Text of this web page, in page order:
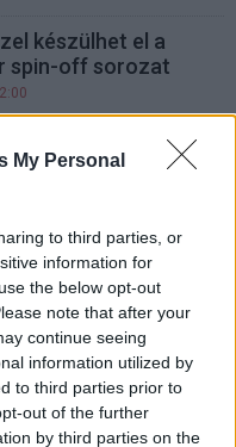
My Personal
to third parties, or
information for
the below opt-out
note that after your
continue seeing
information utilized by
to third parties prior to
out of the further
by third parties on the
készülhet el a
spin-off sorozat
Squad: Az Öngyilkos
meghalhat az új
blues nagyasszonya